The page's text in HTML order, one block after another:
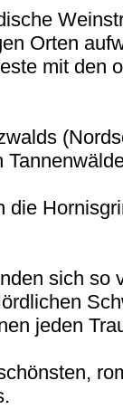
Orten
mit den
die
sich so
jeden